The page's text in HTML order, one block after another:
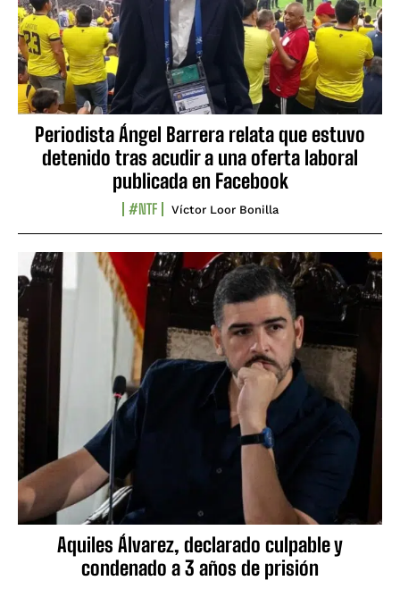
Periodista Ángel Barrera relata que estuvo
detenido tras acudir a una oferta laboral
publicada en Facebook
#NTF Víctor Loor Bonilla
Aquiles Álvarez, declarado culpable y
condenado a 3 años de prisión